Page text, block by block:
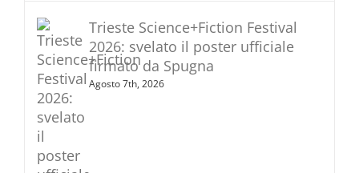
Trieste Science+Fiction Festival
2026: svelato il poster ufficiale
firmato da Spugna
Agosto 7th, 2026